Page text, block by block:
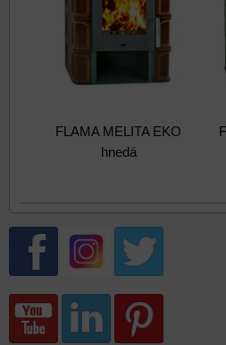
FLAMA MELITA EKO
hnedá